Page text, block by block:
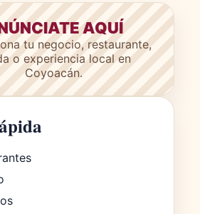
AQUÍ
tu negocio, restaurante,
o experiencia local en
Coyoacán.